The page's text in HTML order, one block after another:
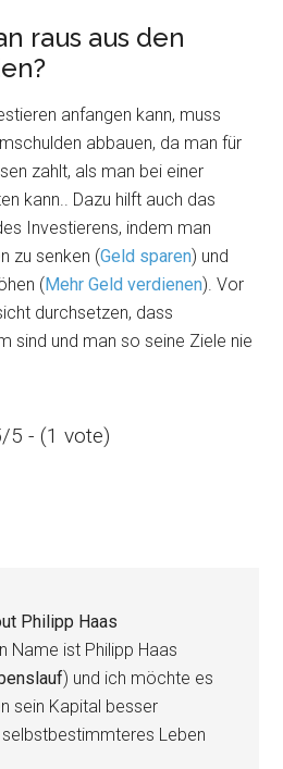
raus aus den
anfangen kann, muss
abbauen, da man für
zahlt, als man bei einer
kann.. Dazu hilft auch das
Investierens, indem man
zu senken (Geld sparen) und
( Mehr Geld verdienen). Vor
durchsetzen, dass
sind und man so seine Ziele nie
5 - (1 vote)
Philipp Haas
Name ist Philipp Haas
) und ich möchte es
sein Kapital besser
selbstbestimmteres Leben